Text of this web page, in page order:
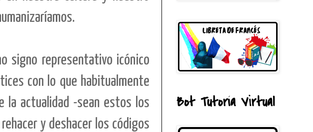
signo representativo icónico
con lo que habitualmente
la actualidad -sean estos los
y deshacer los códigos
Bot Tutoría Virtual